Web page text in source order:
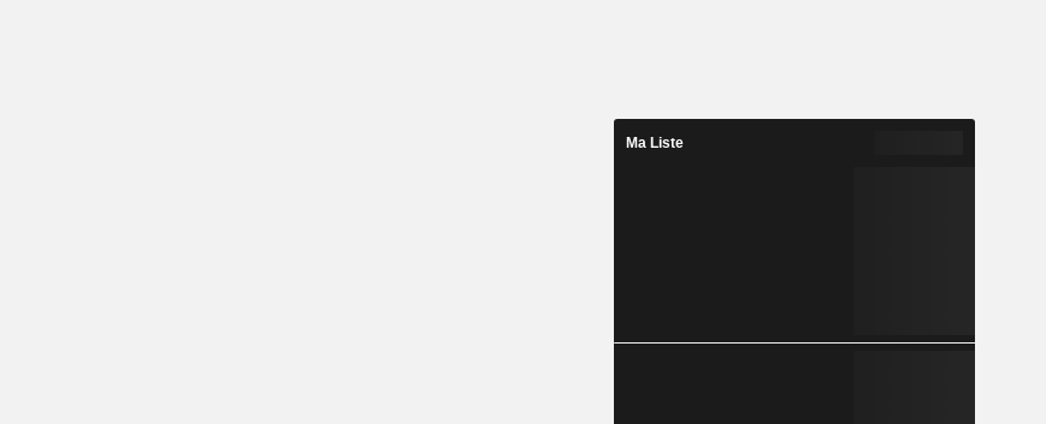
Ma Liste